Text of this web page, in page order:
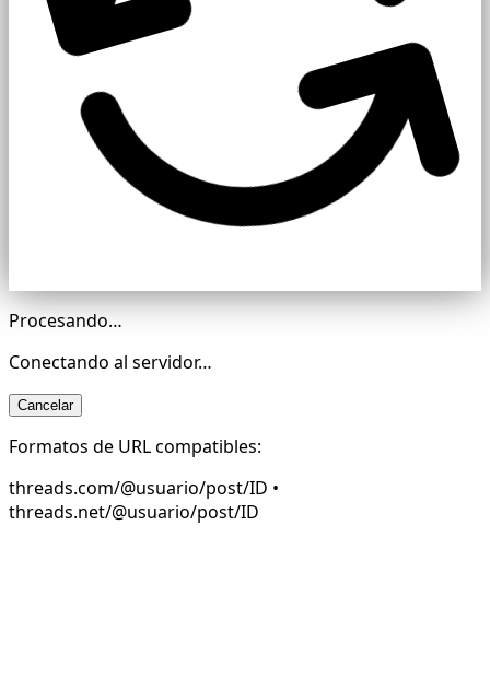
Procesando…
Conectando al servidor…
Cancelar
Formatos de URL compatibles:
threads.com/@usuario/post/ID •
threads.net/@usuario/post/ID